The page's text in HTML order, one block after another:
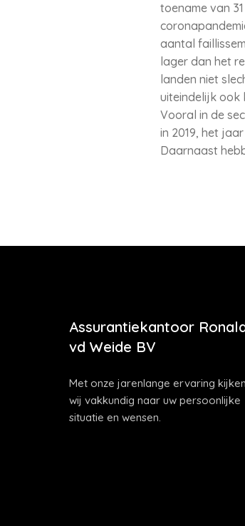
toename van
aantal
lager dan het
landen niet
uiteindelijk ook
Vooral in de
in 2019, het
Daarnaast
Assurantiekantoor
vd Weide BV
Met onze jarenlange ervaring kijken
wij vakkundig naar uw persoonlijke
situatie en wensen.